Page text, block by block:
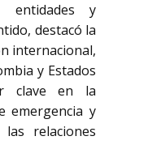
entidades y
destacó la
internacional,
y Estados
clave en la
emergencia y
relaciones